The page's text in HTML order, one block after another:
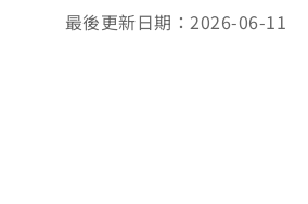
最後更新日期：2026-06-11